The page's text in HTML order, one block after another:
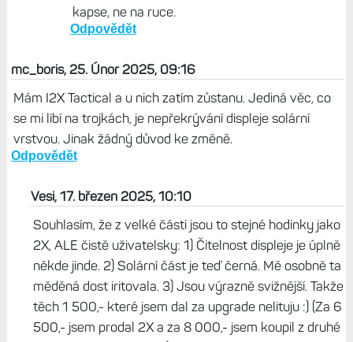
kapse, ne na ruce.
Odpovědět
mc_boris, 25. Únor 2025, 09:16
Mám I2X Tactical a u nich zatím zůstanu. Jediná věc, co
se mi líbí na trojkách, je nepřekrývání displeje solární
vrstvou. Jinak žádný důvod ke změně.
Odpovědět
Vesi, 17. březen 2025, 10:10
Souhlasím, že z velké části jsou to stejné hodinky jako
2X, ALE čistě uživatelsky: 1) Čitelnost displeje je úplně
někde jinde. 2) Solární část je teď černá. Mě osobně ta
měděná dost iritovala. 3) Jsou výrazně svižnější. Takže
těch 1 500,- které jsem dal za upgrade nelituju :) (Za 6
500,- jsem prodal 2X a za 8 000,- jsem koupil z druhé